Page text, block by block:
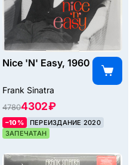
Nice 'N' Easy, 1960
Frank Sinatra
47804302 ₽
–10%
ПЕРЕИЗДАНИЕ 2020
ЗАПЕЧАТАН